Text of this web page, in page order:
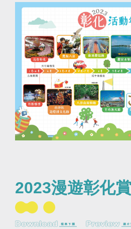
2023漫遊彰化